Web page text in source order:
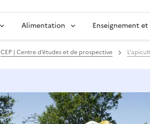
Alimentation Enseignement
CEP | Centre d’études et de prospective